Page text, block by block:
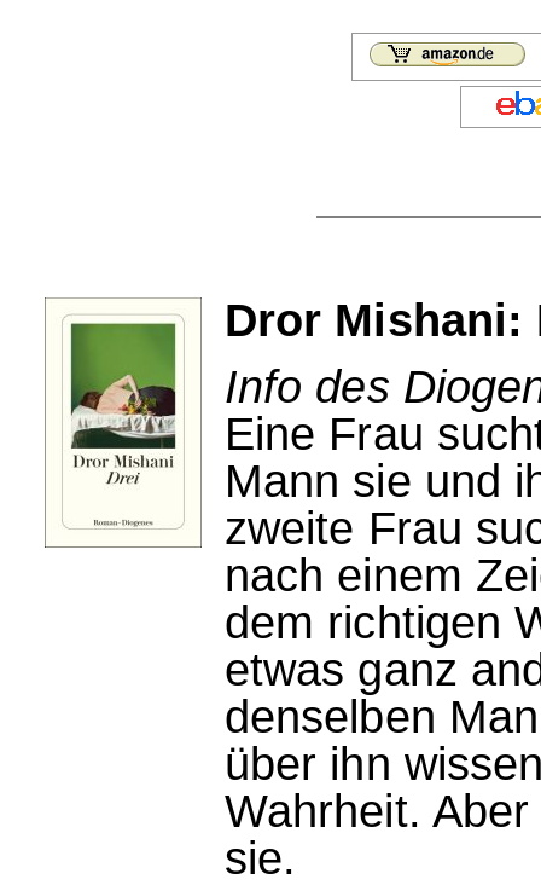
Dror Mishani:
Info des
Eine Frau
Mann sie und
zweite Frau
nach einem
dem richtigen
etwas ganz
denselben
über ihn
Wahrheit.
sie.